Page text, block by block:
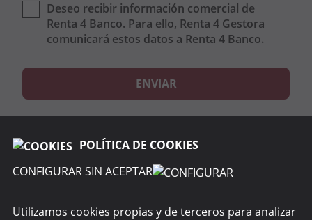
POLÍTICA DE COOKIES
CONFIGURAR SIN ACEPTAR
Utilizamos cookies propias y de terceros para analizar
Deseo recibir información comercial de
Renta 4 Banco. Para ello, Renta 4 Gestora
comunicará estos datos a Renta 4 Banco.
ENVIAR